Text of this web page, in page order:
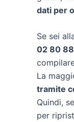
dati per
Se sei
02 80
La
tramite
Quindi,
per